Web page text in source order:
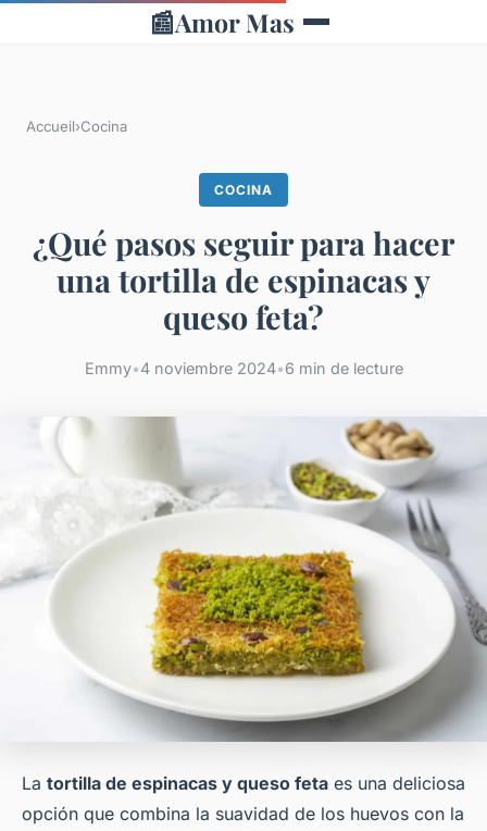
📰Amor Mas
Accueil›Cocina
COCINA
¿Qué pasos seguir para hacer
una tortilla de espinacas y
queso feta?
Emmy•4 noviembre 2024•6 min de lecture
La tortilla de espinacas y queso feta es una deliciosa
opción que combina la suavidad de los huevos con la